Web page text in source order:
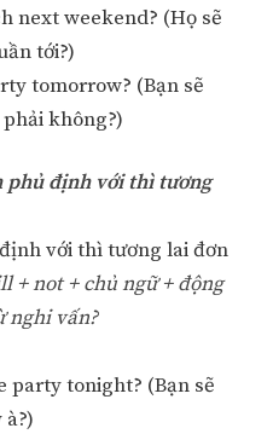
next weekend? (Họ sẽ
tới?)
tomorrow? (Bạn sẽ
không?)
phủ định với thì tương
với thì tương lai đơn
+ not + chủ ngữ + động
nghi vấn?
party tonight? (Bạn sẽ